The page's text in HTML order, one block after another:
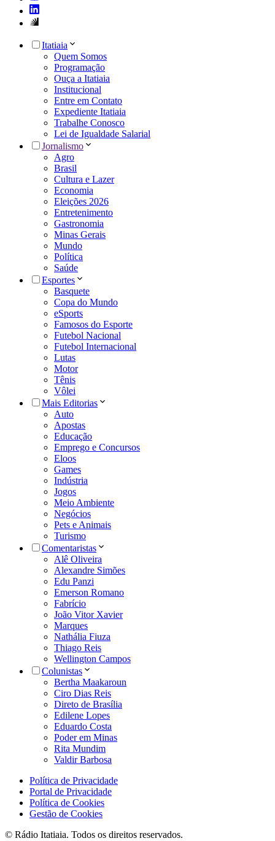
Itatiaia
Quem Somos
Programação
Ouça a Itatiaia
Institucional
Entre em Contato
Expediente Itatiaia
Trabalhe Conosco
Lei de Igualdade Salarial
Jornalismo
Agro
Brasil
Cultura e Lazer
Economia
Eleições 2026
Entretenimento
Gastronomia
Minas Gerais
Mundo
Política
Saúde
Esportes
Basquete
Copa do Mundo
eSports
Famosos do Esporte
Futebol Nacional
Futebol Internacional
Lutas
Motor
Tênis
Vôlei
Mais Editorias
Auto
Apostas
Educação
Emprego e Concursos
Eloos
Games
Indústria
Jogos
Meio Ambiente
Negócios
Pets e Animais
Turismo
Comentaristas
Alê Oliveira
Alexandre Simões
Edu Panzi
Emerson Romano
Fabrício
João Vitor Xavier
Marques
Nathália Fiuza
Thiago Reis
Wellington Campos
Colunistas
Bertha Maakaroun
Ciro Dias Reis
Direto de Brasília
Edilene Lopes
Eduardo Costa
Poder em Minas
Rita Mundim
Valdir Barbosa
Política de Privacidade
Portal de Privacidade
Política de Cookies
Gestão de Cookies
© Rádio Itatiaia. Todos os direitos reservados.